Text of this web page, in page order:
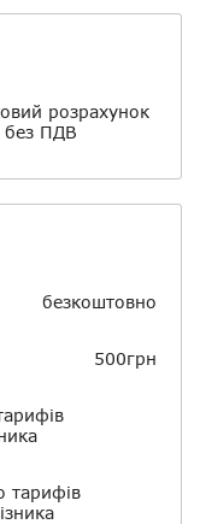
розрахунок
без ПДВ
безкоштовно
500грн
тарифів